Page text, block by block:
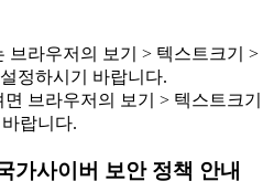
브라우저의 보기 > 텍스트크기 >
정하시기 바랍니다.
브라우저의 보기 > 텍스트크기
랍니다.
가사이버 보안 정책 안내